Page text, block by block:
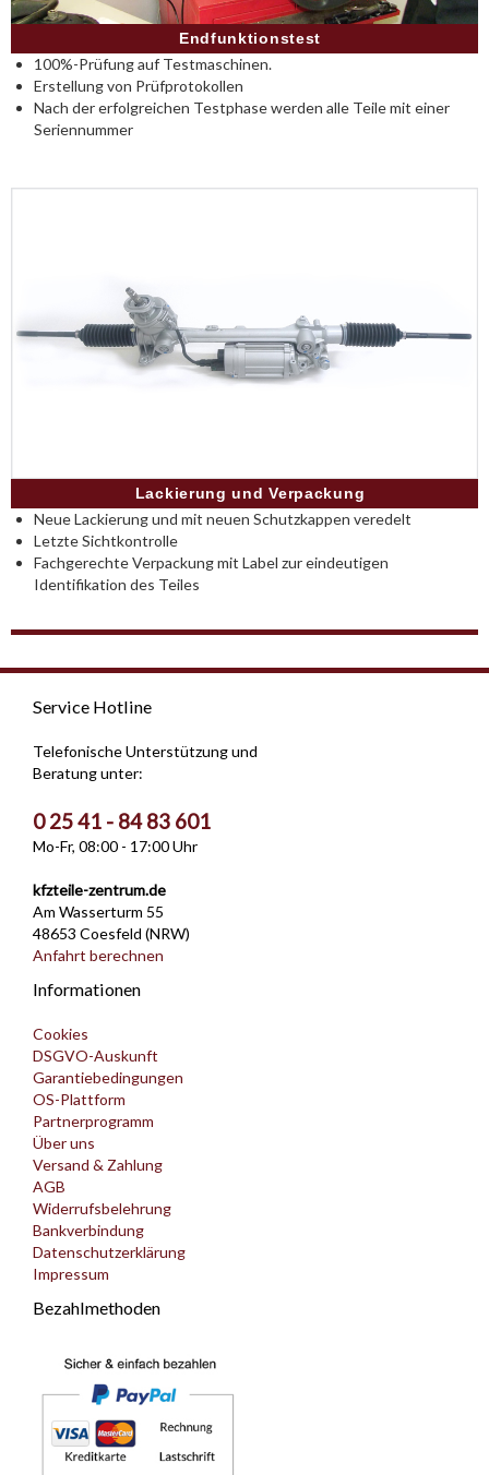
Endfunktionstest
100%-Prüfung auf Testmaschinen.
Erstellung von Prüfprotokollen
Nach der erfolgreichen Testphase werden alle Teile mit einer
Seriennummer
Lackierung und Verpackung
Neue Lackierung und mit neuen Schutzkappen veredelt
Letzte Sichtkontrolle
Fachgerechte Verpackung mit Label zur eindeutigen
Identifikation des Teiles
Service Hotline
Telefonische Unterstützung und
Beratung unter:
0 25 41 - 84 83 601
Mo-Fr, 08:00 - 17:00 Uhr
kfzteile-zentrum.de
Am Wasserturm 55
48653 Coesfeld (NRW)
Anfahrt berechnen
Informationen
Cookies
DSGVO-Auskunft
Garantiebedingungen
OS-Plattform
Partnerprogramm
Über uns
Versand & Zahlung
AGB
Widerrufsbelehrung
Bankverbindung
Datenschutzerklärung
Impressum
Bezahlmethoden